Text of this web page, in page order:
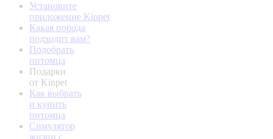
Установите
приложение Kinpet
Какая порода
подходит вам?
Подобрать
питомца
Подарки
от Kinpet
Как выбрать
и купить
питомца
Симулятор
жизни с